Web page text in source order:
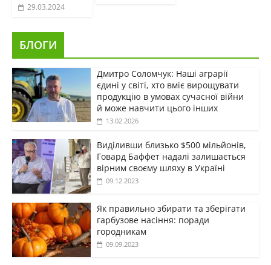
29.03.2024
БЛОГИ
Дмитро Соломчук: Наші аграрії
єдині у світі, хто вміє вирощувати
продукцію в умовах сучасної війни
й може навчити цього інших
13.02.2026
Виділивши близько $500 мільйонів,
Говард Баффет надалі залишається
вірним своєму шляху в Україні
09.12.2023
Як правильно збирати та зберігати
гарбузове насіння: поради
городникам
09.09.2023